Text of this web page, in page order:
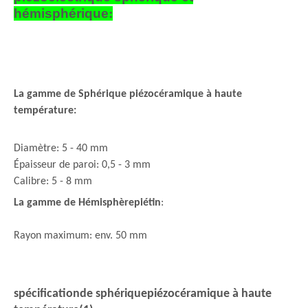
hémisphérique:
La gamme de Sphérique piézocéramique à haute
température:
Diamètre: 5 - 40 mm
Épaisseur de paroi: 0,5 - 3 mm
Calibre: 5 - 8 mm
La gamme de Hémisphèrepiétin:
Rayon maximum: env. 50 mm
spécificationde sphériquepiézocéramique à haute